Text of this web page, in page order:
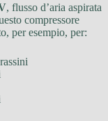
, flusso d’aria aspirata
compressore
per esempio, per: